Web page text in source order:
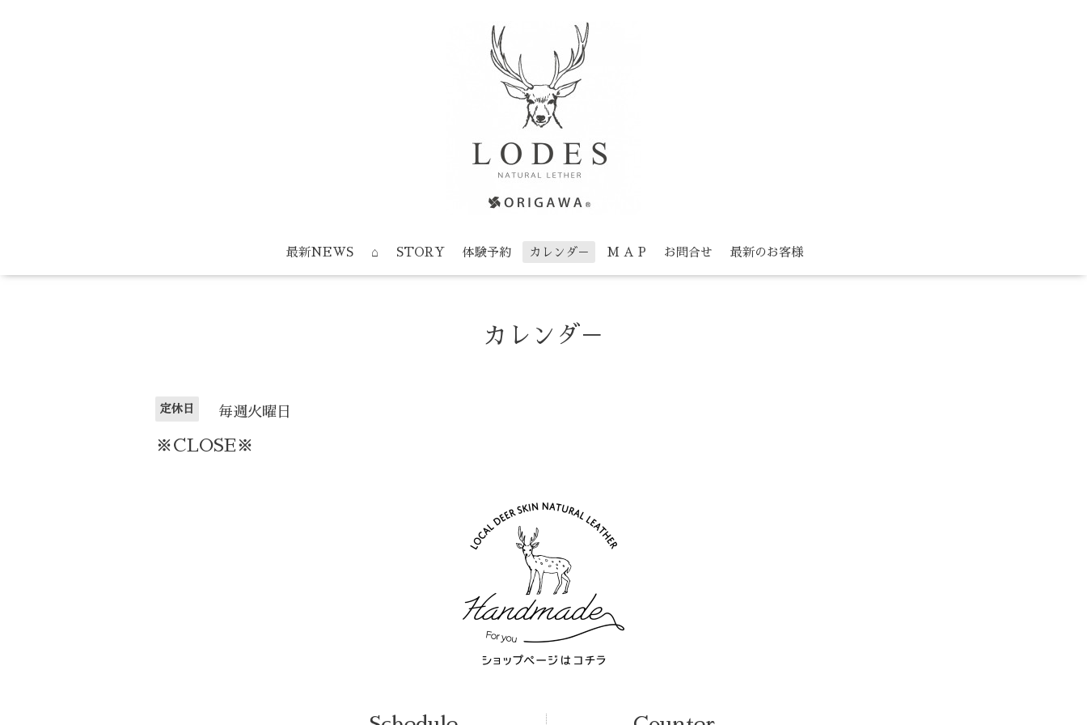
最新NEWS ⌂ STORY 体験予約 カレンダ－ M A P お問合せ 最新のお客様
カレンダ－
定休日 毎週火曜日
※CLOSE※